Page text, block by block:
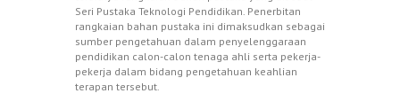
Seri Pustaka Teknologi Pendidikan. Penerbitan
rangkaian bahan pustaka ini dimaksudkan sebagai
sumber pengetahuan dalam penyelenggaraan
pendidikan calon-calon tenaga ahli serta pekerja-
pekerja dalam bidang pengetahuan keahlian
terapan tersebut.